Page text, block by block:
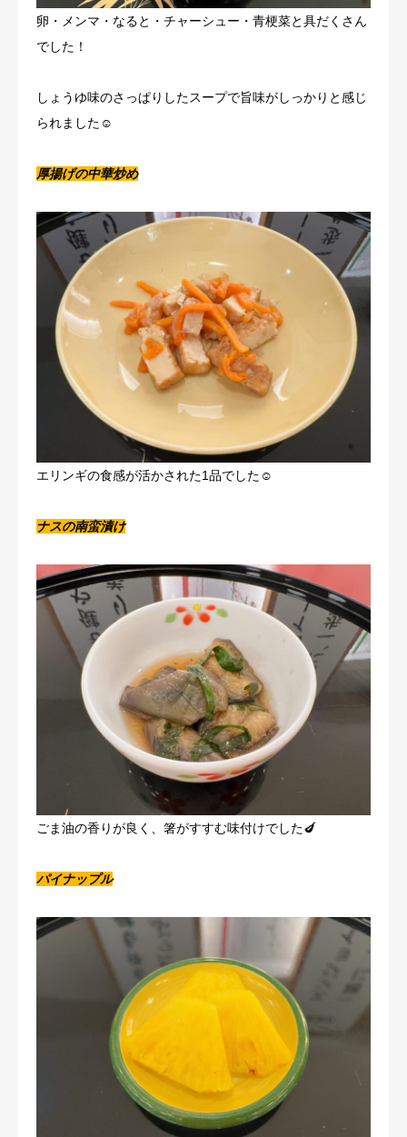
卵・メンマ・なると・チャーシュー・青梗菜と具だくさん
でした！
しょうゆ味のさっぱりしたスープで旨味がしっかりと感じ
られました☺
厚揚げの中華炒め
エリンギの食感が活かされた1品でした☺
ナスの南蛮漬け
ごま油の香りが良く、箸がすすむ味付けでした🍆
パイナップル